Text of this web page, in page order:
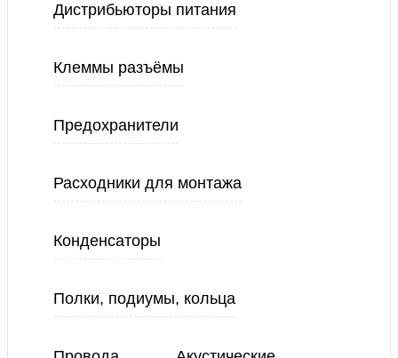
Дистрибьюторы питания
Клеммы разъёмы
Предохранители
Расходники для монтажа
Конденсаторы
Полки, подиумы, кольца